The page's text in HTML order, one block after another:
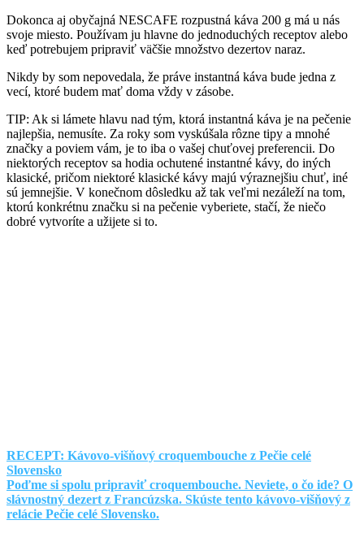
Dokonca aj obyčajná NESCAFE rozpustná káva 200 g má u nás
svoje miesto. Používam ju hlavne do jednoduchých receptov alebo
keď potrebujem pripraviť väčšie množstvo dezertov naraz.
Nikdy by som nepovedala, že práve instantná káva bude jedna z
vecí, ktoré budem mať doma vždy v zásobe.
TIP: Ak si lámete hlavu nad tým, ktorá instantná káva je na pečenie
najlepšia, nemusíte. Za roky som vyskúšala rôzne tipy a mnohé
značky a poviem vám, je to iba o vašej chuťovej preferencii. Do
niektorých receptov sa hodia ochutené instantné kávy, do iných
klasické, pričom niektoré klasické kávy majú výraznejšiu chuť, iné
sú jemnejšie. V konečnom dôsledku až tak veľmi nezáleží na tom,
ktorú konkrétnu značku si na pečenie vyberiete, stačí, že niečo
dobré vytvoríte a užijete si to.
RECEPT: Kávovo-višňový croquembouche z Pečie celé
Slovensko
Poďme si spolu pripraviť croquembouche. Neviete, o čo ide? O
slávnostný dezert z Francúzska. Skúste tento kávovo-višňový z
relácie Pečie celé Slovensko.